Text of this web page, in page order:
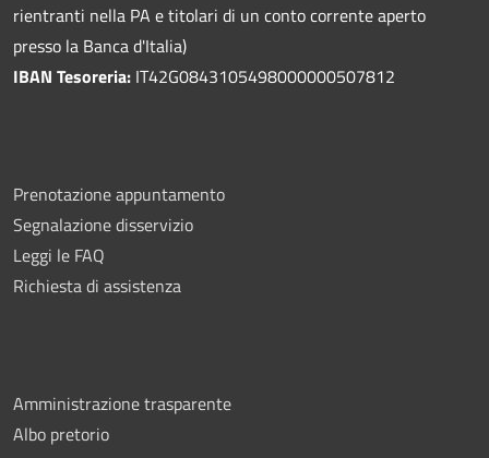
rientranti nella PA e titolari di un conto corrente aperto
presso la Banca d'Italia)
IBAN Tesoreria: IT42G0843105498000000507812
Prenotazione appuntamento
Segnalazione disservizio
Leggi le FAQ
Richiesta di assistenza
Amministrazione trasparente
Albo pretorio